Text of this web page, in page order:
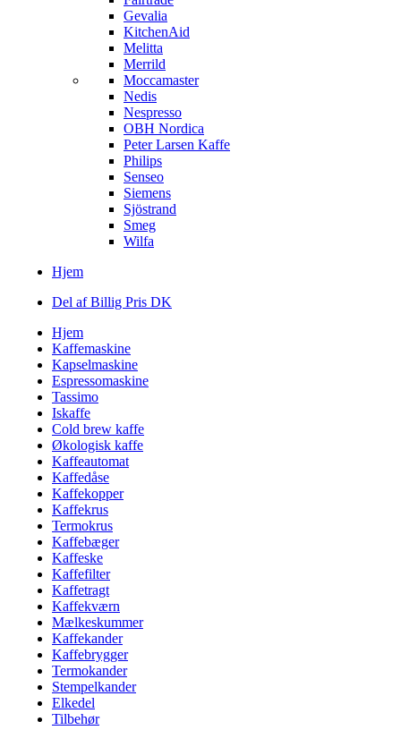
Gevalia
KitchenAid
Melitta
Merrild
Moccamaster
Nedis
Nespresso
OBH Nordica
Peter Larsen Kaffe
Philips
Senseo
Siemens
Sjöstrand
Smeg
Wilfa
Hjem
Del af Billig Pris DK
Hjem
Kaffemaskine
Kapselmaskine
Espressomaskine
Tassimo
Iskaffe
Cold brew kaffe
Økologisk kaffe
Kaffeautomat
Kaffedåse
Kaffekopper
Kaffekrus
Termokrus
Kaffebæger
Kaffeske
Kaffefilter
Kaffetragt
Kaffekværn
Mælkeskummer
Kaffekander
Kaffebrygger
Termokander
Stempelkander
Elkedel
Tilbehør